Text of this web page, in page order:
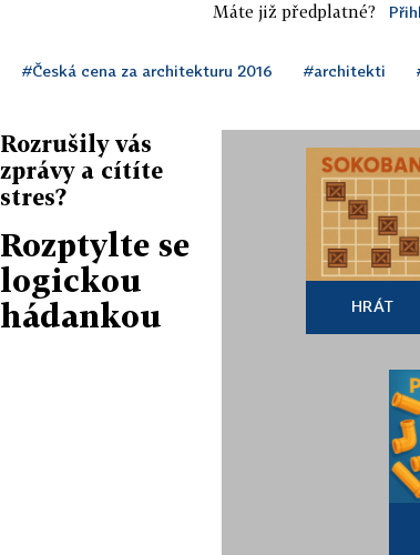
Máte již předplatné?
#Česká cena za architekturu 2016 #architekti
Rozrušily vás
zprávy a cítíte
stres?
Rozptylte se
logickou
hádankou
HRÁT